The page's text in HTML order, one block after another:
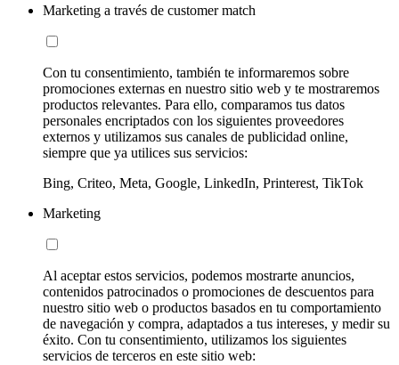
Marketing a través de customer match
Con tu consentimiento, también te informaremos sobre
promociones externas en nuestro sitio web y te mostraremos
productos relevantes. Para ello, comparamos tus datos
personales encriptados con los siguientes proveedores
externos y utilizamos sus canales de publicidad online,
siempre que ya utilices sus servicios:
Bing, Criteo, Meta, Google, LinkedIn, Printerest, TikTok
Marketing
Al aceptar estos servicios, podemos mostrarte anuncios,
contenidos patrocinados o promociones de descuentos para
nuestro sitio web o productos basados en tu comportamiento
de navegación y compra, adaptados a tus intereses, y medir su
éxito. Con tu consentimiento, utilizamos los siguientes
servicios de terceros en este sitio web: